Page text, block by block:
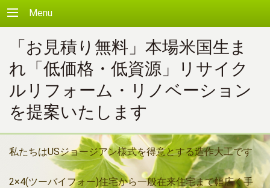
Menu
「お見積り無料」本場米国生ま
れ「低価格・低資源」リサイク
ルリフォーム・リノベーション
を提案いたします
私たちはUSジョージアン様式を得意とする造作大工です
2×4(ツーバイフォー)住宅から一般在来住宅まで幅広く手